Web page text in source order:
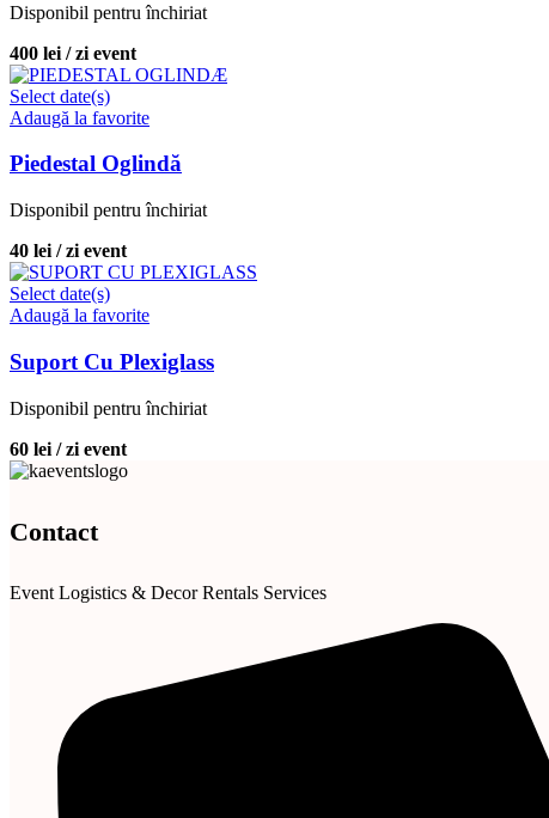
Disponibil pentru închiriat
400 lei / zi event
Select date(s)
Adaugă la favorite
Piedestal Oglindă
Disponibil pentru închiriat
40 lei / zi event
Select date(s)
Adaugă la favorite
Suport Cu Plexiglass
Disponibil pentru închiriat
60 lei / zi event
Contact
Event Logistics & Decor Rentals Services